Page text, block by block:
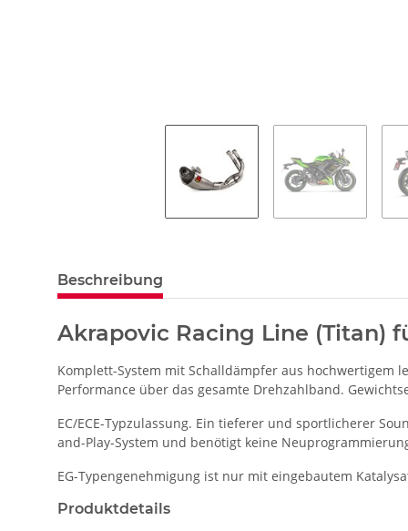
Beschreibung
Akrapovic Racing Line (Titan)
Komplett-System mit Schalldämpfer aus hochwertigem
Performance über das gesamte Drehzahlband.
EC/ECE-Typzulassung. Ein tieferer und sportlicherer
and-Play-System und benötigt keine
EG-Typengenehmigung ist nur mit eingebautem
Produktdetails